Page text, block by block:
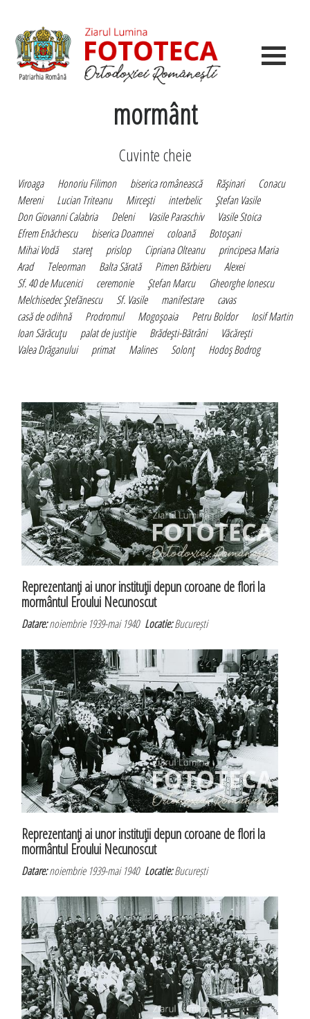
mormânt
Cuvinte cheie
Viroaga Honoriu Filimon biserica românească Răşinari
Conacu
Mereni
Lucian Triteanu Mirceşti interbelic
Ştefan Vasile
Don Giovanni Calabria
Deleni Vasile Paraschiv
Vasile Stoica
Efrem Enăchescu
biserica Doamnei coloană
Botoşani
Mihai Vodă
stareţ prislop Cipriana Olteanu
principesa Maria
Arad
Teleorman Balta Sărată Pimen Bărbieru
Alexei
Sf. 40 de Mucenici
ceremonie Ştefan Marcu
Gheorghe Ionescu
Melchisedec Ştefănescu
Sf. Vasile manifestare
cavas
casă de odihnă
Prodromul Mogoşoaia Petru Boldor
Iosif Martin
Ioan Sărăcuţu
palat de justiţie Brădeşti-Bătrâni
Văcăreşti
Valea Drăganului
primat Malines Solonţ Hodoş Bodrog
Reprezentanţi ai unor instituţii depun coroane de flori la
mormântul Eroului Necunoscut
Datare:noiembrie 1939-mai 1940Locatie:București
Reprezentanţi ai unor instituţii depun coroane de flori la
mormântul Eroului Necunoscut
Datare:noiembrie 1939-mai 1940Locatie:București